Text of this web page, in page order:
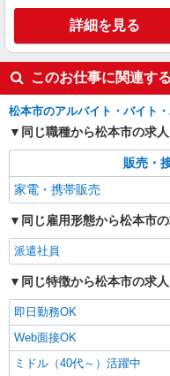
詳細を見る
このお仕事に関連す
松本市のアルバイト・バイト
同じ職種から松本市の求
販売・
家電・携帯販売
同じ雇用形態から松本市
派遣社員
同じ特徴から松本市の求
即日勤務OK
Web面接OK
ミドル（40代～）活躍中